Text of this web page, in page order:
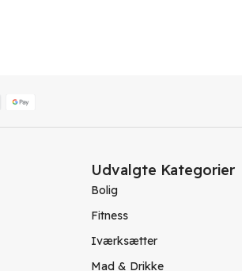
Udvalgte Kategorier
Bolig
Fitness
Iværksætter
Mad & Drikke